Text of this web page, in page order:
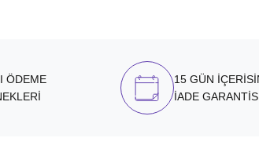
ÖDEME
15 GÜN
İADE